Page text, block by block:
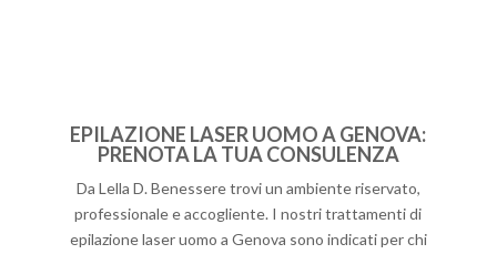
EPILAZIONE LASER UOMO A GENOVA:
PRENOTA LA TUA CONSULENZA
Da Lella D. Benessere trovi un ambiente riservato,
professionale e accogliente. I nostri trattamenti di
epilazione laser uomo a Genova sono indicati per chi